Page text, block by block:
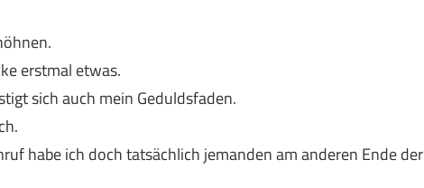
erstmal etwas.
sich auch mein Geduldsfaden.
habe ich doch tatsächlich jemanden am anderen Ende der